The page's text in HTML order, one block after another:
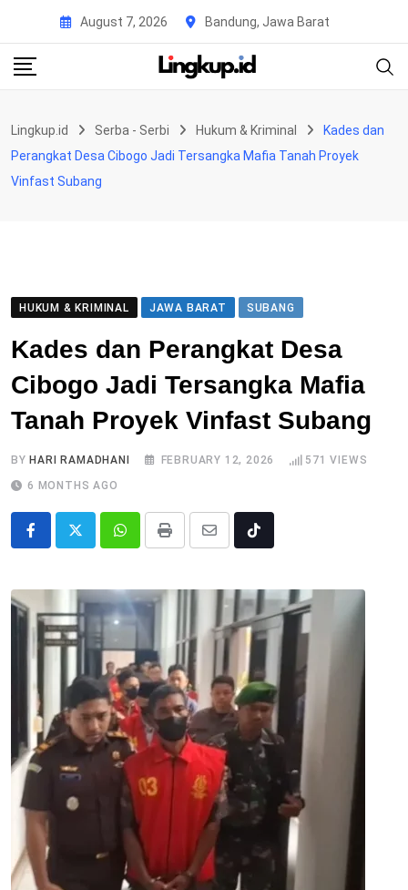
content
August 7, 2026 Bandung, Jawa Barat
Lingkup.id Serba - Serbi Hukum & Kriminal
Kades dan
Perangkat Desa Cibogo Jadi Tersangka Mafia Tanah Proyek
Vinfast Subang
HUKUM & KRIMINAL JAWA BARAT SUBANG
Kades dan Perangkat Desa
Cibogo Jadi Tersangka Mafia
Tanah Proyek Vinfast Subang
BY HARI RAMADHANI FEBRUARY 12, 2026 571 VIEWS
6 MONTHS AGO
Whatsapp
Print
Share
Email
Tiktok